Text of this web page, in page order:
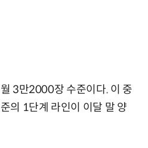
3만2000장 수준이다. 이 중
의 1단계 라인이 이달 말 양